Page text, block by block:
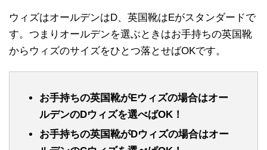
ウィズはオールデンはD、英国靴はEがスタンダードで
す。つまりオールデンを選ぶときはお手持ちの英国靴
からウィズのサイズをひとつ落とせばOKです。
お手持ちの英国靴がEウィズの場合はオー
ルデンのDウィズを選べばOK！
お手持ちの英国靴がDウィズの場合はオー